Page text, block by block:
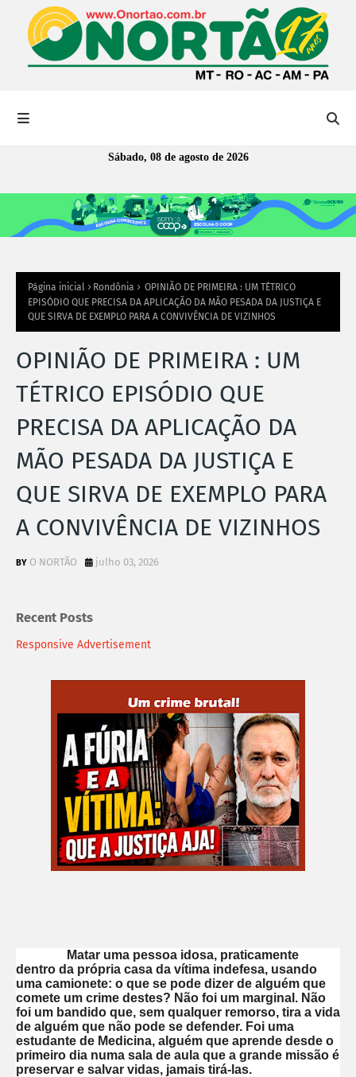
Sábado, 08 de agosto de 2026
Página inicial Rondônia
OPINIÃO DE PRIMEIRA : UM TÉTRICO
EPISÓDIO QUE PRECISA DA APLICAÇÃO DA MÃO PESADA DA JUSTIÇA E
QUE SIRVA DE EXEMPLO PARA A CONVIVÊNCIA DE VIZINHOS
OPINIÃO DE PRIMEIRA : UM
TÉTRICO EPISÓDIO QUE
PRECISA DA APLICAÇÃO DA
MÃO PESADA DA JUSTIÇA E
QUE SIRVA DE EXEMPLO PARA
A CONVIVÊNCIA DE VIZINHOS
O NORTÃO julho 03, 2026
Recent Posts
Responsive Advertisement
Matar uma pessoa idosa, praticamente
dentro da própria casa da vítima indefesa, usando
uma camionete: o que se pode dizer de alguém que
comete um crime destes? Não foi um marginal. Não
foi um bandido que, sem qualquer remorso, tira a vida
de alguém que não pode se defender. Foi uma
estudante de Medicina, alguém que aprende desde o
primeiro dia numa sala de aula que a grande missão é
preservar e salvar vidas, jamais tirá-las.